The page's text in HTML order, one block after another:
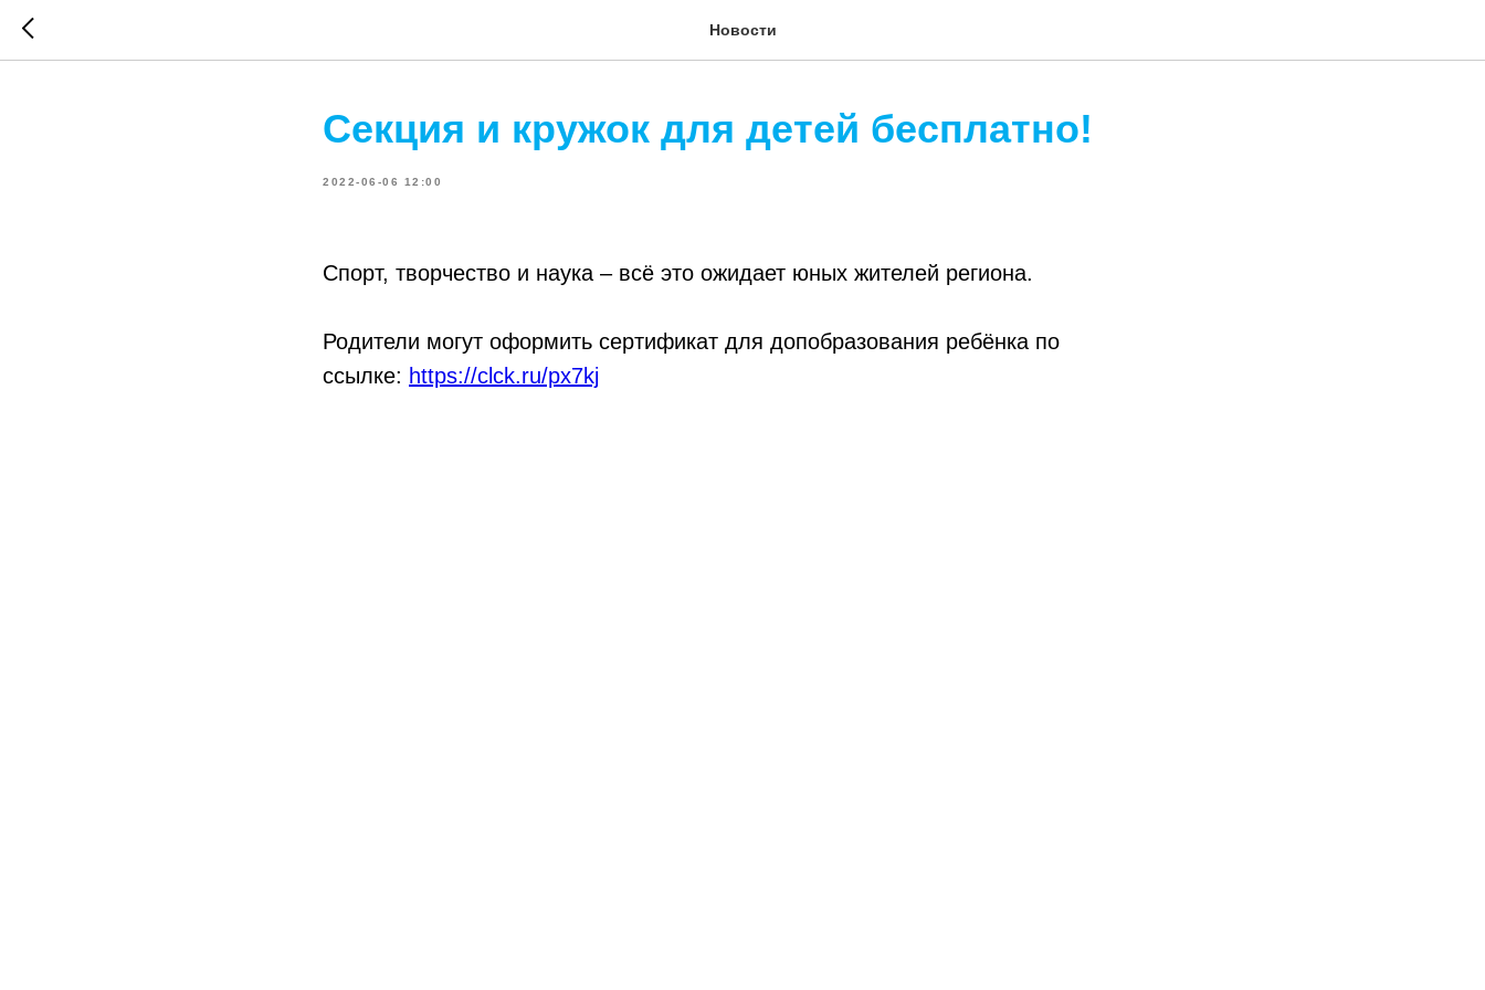
Новости
Секция и кружок для детей бесплатно!
2022-06-06 12:00
Спорт, творчество и наука – всё это ожидает юных жителей региона.
Родители могут оформить сертификат для допобразования ребёнка по
ссылке: https://clck.ru/px7kj